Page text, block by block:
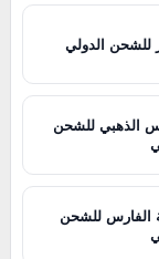
للشحن الدولي
الذهبي للشحن
الفارس للشحن